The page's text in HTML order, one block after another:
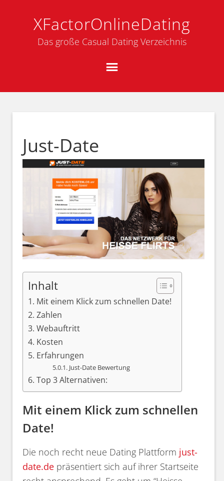
XFactorOnlineDating
Das große Casual Dating Verzeichnis
Just-Date
Inhalt
Mit einem Klick zum schnellen Date!
Zahlen
Webauftritt
Kosten
Erfahrungen
Just-Date Bewertung
Top 3 Alternativen:
Mit einem Klick zum schnellen
Date!
Die noch recht neue Dating Plattform just-
date.de präsentiert sich auf ihrer Startseite